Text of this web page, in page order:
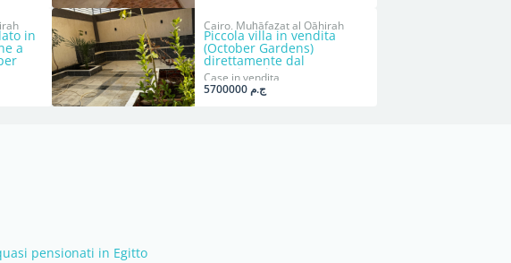
in
a
Cairo, Muḩāfaz̧at al Qāhirah
Piccola villa in vendita
(October Gardens)
direttamente dal
proprietario.
Case in vendita
ج.م 5700000
pensionati in Egitto